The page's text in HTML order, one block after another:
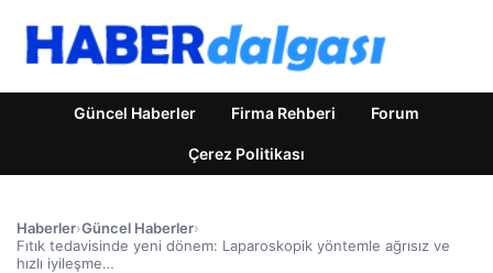
Güncel Haberler Firma Rehberi Forum
Çerez Politikası
Haberler›Güncel Haberler›
Fıtık tedavisinde yeni dönem: Laparoskopik yöntemle ağrısız ve
hızlı iyileşme…